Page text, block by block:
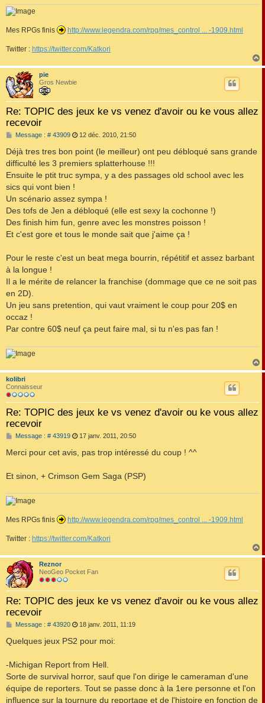
Mes RPGs finis http://www.legendra.com/rpg/mes_control ... -1909.html
Twitter : https://twitter.com/Katkori
a
pie
Gros Newbie
Re: TOPIC des jeux ke vs venez d'avoir ou ke vous allez
recevoir
Message : # 43909M
s
a
g
e
12 déc. 2010, 21:50
Déjà tres tres bon point (le meilleur) ont peu débloqué sans grande
difficulté les 3 premiers splatterhouse !!!
Ensuite le ptit truc sympa, y a des passages old school avec les
sics qui vont bien !
Un scénario assez sympa !
Des tofs de Jen a débloqué (elle est sexy la cochonne !)
Des finish him fun, genre avec les monstres poisson !
Et c'est gore et tous le monde sait que j'aime ça !
Pour le reste c'est un beat mega bourrin, répétitif et assez barbant
à la longue !
Il a le mérite de relancer la franchise (dommage que ce ne soit pas
en 2D).
Un jeu sans pretention, qui vaut vraiment le coup pour 20$ en
occaz !
Par contre 60$ neuf ça peut faire mal, si tu n'es pas fan !
a
kolibri
Connaisseur
Re: TOPIC des jeux ke vs venez d'avoir ou ke vous allez
recevoir
Message : # 43919M
s
g
e
17 janv. 2011, 20:50
Merci pour cet avis, pas trop intéressé du coup ! ^^
Et sinon, + Crimson Gem Saga (PSP)
Mes RPGs finis http://www.legendra.com/rpg/mes_control ... -1909.html
Twitter : https://twitter.com/Katkori
a
Reznor
NeoGeo Pocket Fan
Re: TOPIC des jeux ke vs venez d'avoir ou ke vous allez
recevoir
Message : # 43920M
s
g
e
18 janv. 2011, 11:19
Quelques jeux PS2 pour moi:
-Michigan Report from Hell.
Sorte de survival horror, sauf que l'on dirige le cameraman d'une
équipe de reporters. Tout se passe donc à la 1ere personne et l'on
influence sur la tournure du reportage et de l'histoire en fonction de